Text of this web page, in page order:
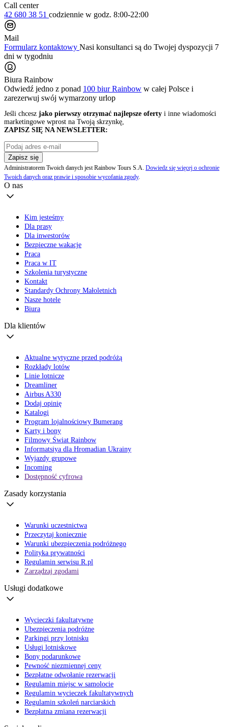
Call center
42 680 38 51 codziennie w godz. 8:00-22:00
Mail
Formularz kontaktowy Nasi konsultanci są do Twojej dyspozycji 7
dni w tygodniu
Biura Rainbow
Odwiedź jedno z ponad 100 biur Rainbow w całej Polsce i
zarezerwuj swój wymarzony urlop
Jeśli chcesz jako pierwszy otrzymać najlepsze oferty i inne wiadomości
marketingowe wprost na Twoją skrzynkę,
ZAPISZ SIĘ NA NEWSLETTER:
Zapisz się
Administratorem Twoich danych jest Rainbow Tours S.A. Dowiedz się więcej o ochronie
Twoich danych oraz prawie i sposobie wycofania zgody.
O nas
Kim jesteśmy
Dla prasy
Dla inwestorów
Bezpieczne wakacje
Praca
Praca w IT
Szkolenia turystyczne
Kontakt
Standardy Ochrony Małoletnich
Nasze hotele
Biura
Dla klientów
Aktualne wytyczne przed podróżą
Rozkłady lotów
Linie lotnicze
Dreamliner
Airbus A330
Dodaj opinię
Katalogi
Program lojalnościowy Bumerang
Karty i bony
Filmowy Świat Rainbow
Informatsiya dla Hromadian Ukrainy
Wyjazdy grupowe
Incoming
Dostępność cyfrowa
Zasady korzystania
Warunki uczestnictwa
Przeczytaj koniecznie
Warunki ubezpieczenia podróżnego
Polityka prywatności
Regulamin serwisu R.pl
Zarządzaj zgodami
Usługi dodatkowe
Wycieczki fakultatywne
Ubezpieczenia podróżne
Parkingi przy lotnisku
Usługi lotniskowe
Bony podarunkowe
Pewność niezmiennej ceny
Bezpłatne odwołanie rezerwacji
Regulamin miejsc w samolocie
Regulamin wycieczek fakultatywnych
Regulamin szkoleń narciarskich
Bezpłatna zmiana rezerwacji